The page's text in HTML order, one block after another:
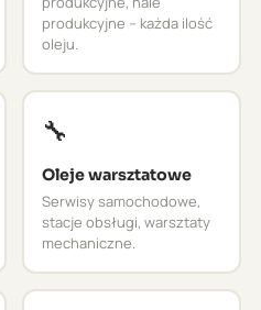
produkcyjne – każda ilość
oleju.
🔧
Oleje warsztatowe
Serwisy samochodowe,
stacje obsługi, warsztaty
mechaniczne.